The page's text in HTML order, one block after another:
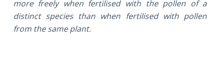
more freely when fertilised with the pollen of a
distinct species than when fertilised with pollen
from the same plant.